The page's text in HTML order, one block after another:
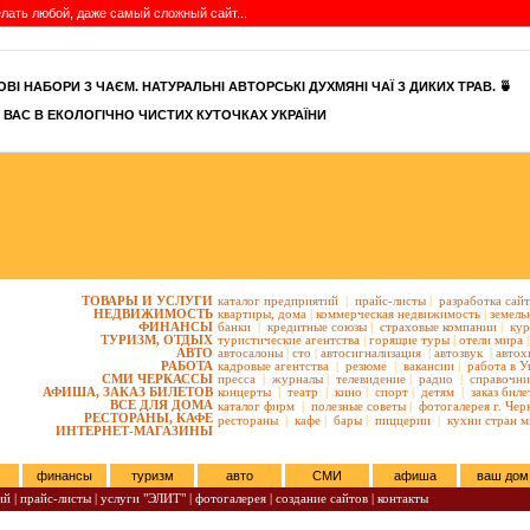
любой, даже самый сложный сайт...
НАБОРИ З ЧАЄМ. НАТУРАЛЬНІ АВТОРСЬКІ ДУХМЯНІ ЧАЇ З ДИКИХ ТРАВ. 🍵
В ЕКОЛОГІЧНО ЧИСТИХ КУТОЧКАХ УКРАЇНИ
ТОВАРЫ И УСЛУГИ
НЕДВИЖИМОСТЬ
ФИНАНСЫ
ТУРИЗМ, ОТДЫХ
АВТО
РАБОТА
СМИ ЧЕРКАССЫ
АФИША, ЗАКАЗ БИЛЕТОВ
ВСЕ ДЛЯ ДОМА
РЕСТОРАНЫ, КАФЕ
ИНТЕРНЕТ-МАГАЗИНЫ
каталог предприятий | прайс-листы | разработка
квартиры, дома | коммерческая недвижимость |
банки | кредитные союзы | страховые компании |
туристические агентства | горящие туры | отели мира |
автосалоны | сто | автосигнализация | автозвук |
кадровые агентства | резюме | вакансии | работа в
пресса | журналы | телевидение | радио |
концерты | театр | кино | спорт | детям | заказ
каталог фирм | полезные советы | фотогалерея г.
рестораны | кафе | бары | пиццерии | кухни стран
финансы туризм авто СМИ афиша
ваш дом
| прайс-листы | услуги "ЭЛИТ" | фотогалерея | создание сайтов | контакты